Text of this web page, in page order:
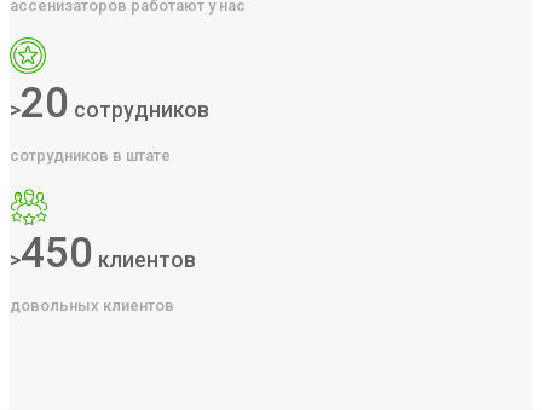
ассенизаторов работают у нас
>20 сотрудников
сотрудников в штате
>450 клиентов
довольных клиентов